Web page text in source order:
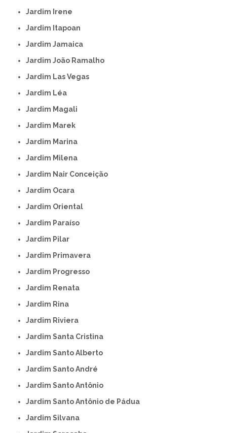
Jardim Irene
Jardim Itapoan
Jardim Jamaica
Jardim João Ramalho
Jardim Las Vegas
Jardim Léa
Jardim Magali
Jardim Marek
Jardim Marina
Jardim Milena
Jardim Nair Conceição
Jardim Ocara
Jardim Oriental
Jardim Paraíso
Jardim Pilar
Jardim Primavera
Jardim Progresso
Jardim Renata
Jardim Rina
Jardim Riviera
Jardim Santa Cristina
Jardim Santo Alberto
Jardim Santo André
Jardim Santo Antônio
Jardim Santo Antônio de Pádua
Jardim Silvana